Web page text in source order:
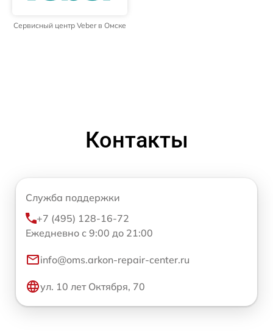
Сервисный центр Veber в Омске
Контакты
Служба поддержки
+7 (495) 128-16-72
Ежедневно с 9:00 до 21:00
info@oms.arkon-repair-center.ru
ул. 10 лет Октября, 70